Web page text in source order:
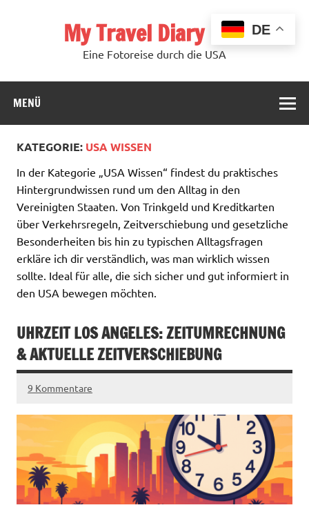
My Travel Diary USA
Eine Fotoreise durch die USA
MENÜ
KATEGORIE: USA WISSEN
In der Kategorie „USA Wissen“ findest du praktisches
Hintergrundwissen rund um den Alltag in den
Vereinigten Staaten. Von Trinkgeld und Kreditkarten
über Verkehrsregeln, Zeitverschiebung und gesetzliche
Besonderheiten bis hin zu typischen Alltagsfragen
erkläre ich dir verständlich, was man wirklich wissen
sollte. Ideal für alle, die sich sicher und gut informiert in
den USA bewegen möchten.
UHRZEIT LOS ANGELES: ZEITUMRECHNUNG
& AKTUELLE ZEITVERSCHIEBUNG
9 Kommentare
DE